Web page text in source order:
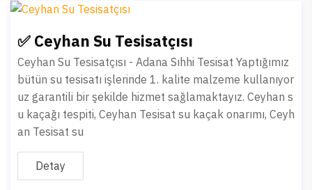
✅ Ceyhan Su Tesisatçısı
Ceyhan Su Tesisatçısı - Adana Sıhhi Tesisat Yaptığımız
bütün su tesisatı işlerinde 1. kalite malzeme kullanıyor
uz garantili bir şekilde hizmet sağlamaktayız. Ceyhan s
u kaçağı tespiti, Ceyhan Tesisat su kaçak onarımı, Ceyh
an Tesisat su
Detay